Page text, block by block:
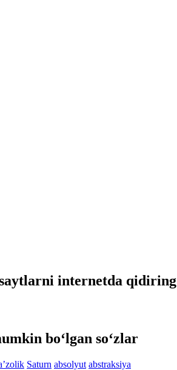
internetda qidiring
bo‘lgan so‘zlar
Saturn absolyut abstraksiya